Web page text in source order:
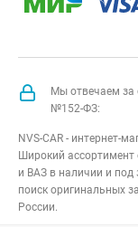
Мы отвечаем за
№152-ФЗ:
NVS-CAR - интернет-
Широкий ассортимент
и ВАЗ в наличии и
поиск оригинальных
России.